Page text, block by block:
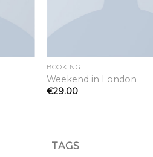
BOOKING
Weekend in London
€29.00
TAGS